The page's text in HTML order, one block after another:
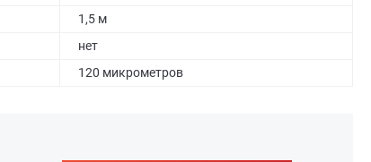
1,5 м
нет
120 микрометров